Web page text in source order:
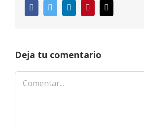
FacebookTwitter LinkedInPinterest
electrónico
Deja tu comentario
Comentar